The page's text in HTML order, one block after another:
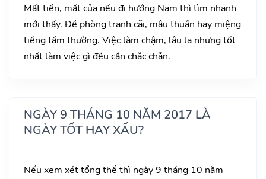
Mất tiền, mất của nếu đi hướng Nam thì tìm nhanh
mới thấy. Đề phòng tranh cãi, mâu thuẫn hay miệng
tiếng tầm thường. Việc làm chậm, lâu la nhưng tốt
nhất làm việc gì đều cần chắc chắn.
NGÀY 9 THÁNG 10 NĂM 2017 LÀ
NGÀY TỐT HAY XẤU?
Nếu xem xét tổng thể thì ngày 9 tháng 10 năm